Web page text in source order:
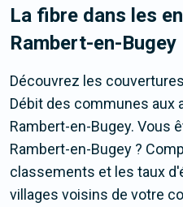
La fibre dans les
Rambert-en-Bugey
Découvrez les
Débit des communes aux
Rambert-en-Bugey. Vous
Rambert-en-Bugey ?
classements et les taux
villages voisins de votre